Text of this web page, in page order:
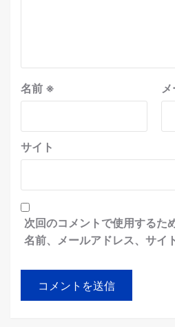
名前 ※
サイト
次回のコメントで使用するた
名前、メールアドレス、サイ